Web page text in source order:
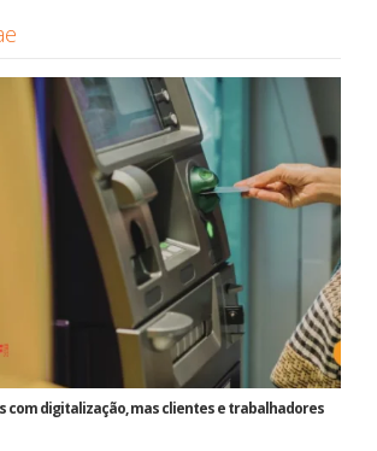
com digitalização, mas clientes e trabalhadores